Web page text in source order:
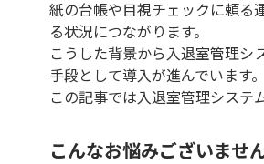
紙の台帳や目視チェックに頼る
る状況につながります。
こうした背景から入退室管理
手段として導入が進んでいます。
この記事では入退室管理システ
こんなお悩みございませ